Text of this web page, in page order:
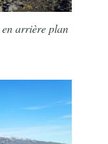
en arrière plan